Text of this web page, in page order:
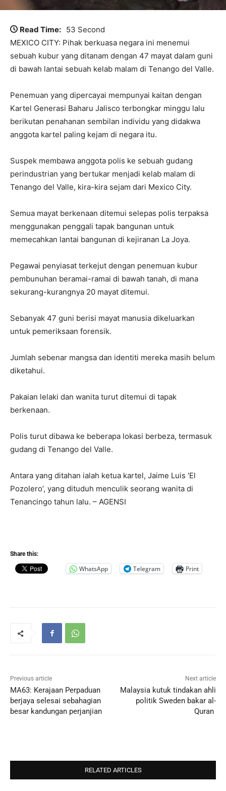
Read Time: 53 Second
MEXICO CITY: Pihak berkuasa negara ini menemui
sebuah kubur yang ditanam dengan 47 mayat dalam guni
di bawah lantai sebuah kelab malam di Tenango del Valle.
Penemuan yang dipercayai mempunyai kaitan dengan
Kartel Generasi Baharu Jalisco terbongkar minggu lalu
berikutan penahanan sembilan individu yang didakwa
anggota kartel paling kejam di negara itu.
Suspek membawa anggota polis ke sebuah gudang
perindustrian yang bertukar menjadi kelab malam di
Tenango del Valle, kira-kira sejam dari Mexico City.
Semua mayat berkenaan ditemui selepas polis terpaksa
menggunakan penggali tapak bangunan untuk
memecahkan lantai bangunan di kejiranan La Joya.
Pegawai penyiasat terkejut dengan penemuan kubur
pembunuhan beramai-ramai di bawah tanah, di mana
sekurang-kurangnya 20 mayat ditemui.
Sebanyak 47 guni berisi mayat manusia dikeluarkan
untuk pemeriksaan forensik.
Jumlah sebenar mangsa dan identiti mereka masih belum
diketahui.
Pakaian lelaki dan wanita turut ditemui di tapak
berkenaan.
Polis turut dibawa ke beberapa lokasi berbeza, termasuk
gudang di Tenango del Valle.
Antara yang ditahan ialah ketua kartel, Jaime Luis ‘El
Pozolero’, yang dituduh menculik seorang wanita di
Tenancingo tahun lalu. – AGENSI
Share this:
WhatsApp Telegram Print
Previous article
MA63: Kerajaan Perpaduan
berjaya selesai sebahagian
besar kandungan perjanjian
Next article
Malaysia kutuk tindakan ahli
politik Sweden bakar al-
Quran
RELATED ARTICLES